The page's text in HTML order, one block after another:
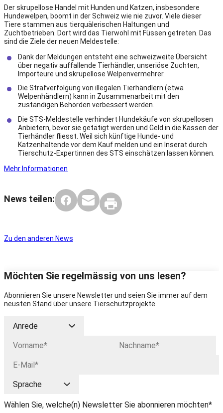
Der skrupellose Handel mit Hunden und Katzen, insbesondere
Hundewelpen, boomt in der Schweiz wie nie zuvor. Viele dieser
Tiere stammen aus tierquälerischen Haltungen und
Zuchtbetrieben. Dort wird das Tierwohl mit Füssen getreten. Das
sind die Ziele der neuen Meldestelle:
Dank der Meldungen entsteht eine schweizweite Übersicht
über negativ auffallende Tierhändler, unseriöse Zuchten,
Importeure und skrupellose Welpenvermehrer.
Die Strafverfolgung von illegalen Tierhändlern (etwa
Welpenhändlern) kann in Zusammenarbeit mit den
zuständigen Behörden verbessert werden.
Die STS-Meldestelle verhindert Hundekäufe von skrupellosen
Anbietern, bevor sie getätigt werden und Geld in die Kassen der
Tierhändler fliesst. Weil sich künftige Hunde- und
Katzenhaltende vor dem Kauf melden und ein Inserat durch
Tierschutz-Expertinnen des STS einschätzen lassen können.
Mehr Informationen
News teilen:
Zu den anderen News
Möchten Sie regelmässig von uns lesen?
Abonnieren Sie unsere Newsletter und seien Sie immer auf dem
neusten Stand über unsere Tierschutzprojekte.
Wählen Sie, welche(n) Newsletter Sie abonnieren möchten*